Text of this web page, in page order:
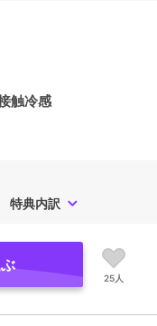
触冷感
特典内訳
25人